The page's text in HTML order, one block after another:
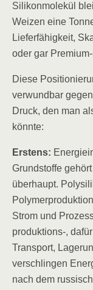
Silikonmolekül
Weizen eine
Lieferfähigkeit,
oder gar
Diese
verwundbar
Druck, den man
könnte:
Erstens:
Grundstoffe
überhaupt.
Strom und
produktions-,
Transport,
verschlingen
nach dem